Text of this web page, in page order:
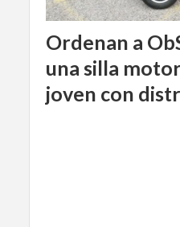
Ordenan a
una silla
joven con